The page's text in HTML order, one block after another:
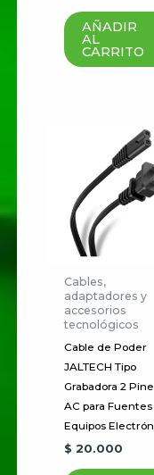
Correo
que
AÑADIR
AL
CARRITO
Cables,
adaptadores y
accesorios
tecnológicos
Cable de Poder
JALTECH Tipo
Grabadora 2
AC para Fuentes
Equipos
$ 20.000